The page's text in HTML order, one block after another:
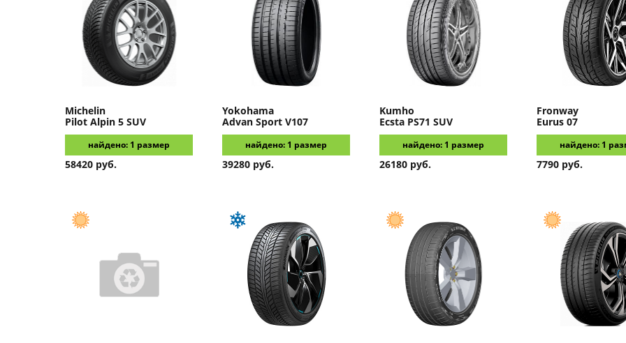
Michelin
Pilot Alpin 5 SUV
найдено: 1 размер
58420 руб.
Yokohama
Advan Sport V107
найдено: 1 размер
39280 руб.
Kumho
Ecsta PS71 SUV
найдено: 1 размер
26180 руб.
Fronway
Eurus 07
найдено: 1
7790 руб.